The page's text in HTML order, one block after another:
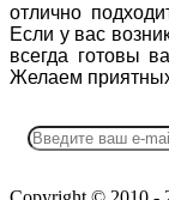
отлично
Если у вас
всегда готовы
Желаем